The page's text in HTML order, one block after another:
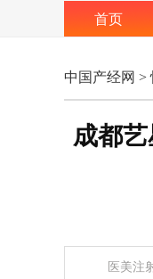
首页
中国产经网 >
成都
医美注